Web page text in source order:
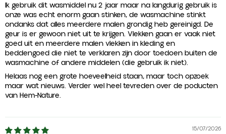
Ik gebruik dit wasmiddel nu 2 jaar maar na langdurig gebruik is
onze was echt enorm gaan stinken, de wasmachine stinkt
ondanks dat alles meerdere malen grondig heb gereinigd. De
geur is er gewoon niet uit te krijgen. Vlekken gaan er vaak niet
goed uit en meerdere malen vlekken in kleding en
beddengoed die niet te verklaren zijn door toedoen buiten de
wasmachine of andere middelen (die gebruik ik niet).
Helaas nog een grote hoeveelheid staan, maar toch opzoek
maar wat nieuws. Verder wel heel tevreden over de poducten
van Hem-Nature.
15/07/2026